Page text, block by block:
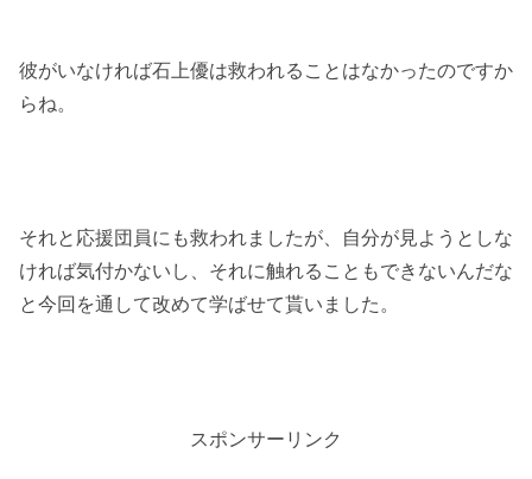
彼がいなければ石上優は救われることはなかったのですか
らね。
それと応援団員にも救われましたが、自分が見ようとしな
ければ気付かないし、それに触れることもできないんだな
と今回を通して改めて学ばせて貰いました。
スポンサーリンク